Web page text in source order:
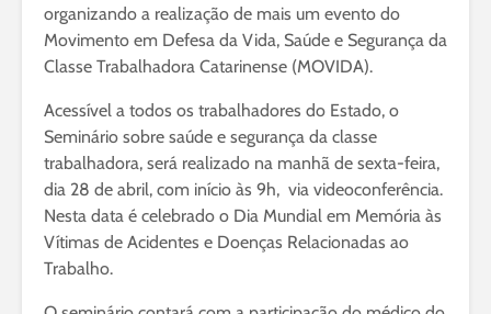
organizando a realização de mais um evento do
Movimento em Defesa da Vida, Saúde e Segurança da
Classe Trabalhadora Catarinense (MOVIDA).
Acessível a todos os trabalhadores do Estado, o
Seminário sobre saúde e segurança da classe
trabalhadora, será realizado na manhã de sexta-feira,
dia 28 de abril, com início às 9h, via videoconferência.
Nesta data é celebrado o Dia Mundial em Memória às
Vítimas de Acidentes e Doenças Relacionadas ao
Trabalho.